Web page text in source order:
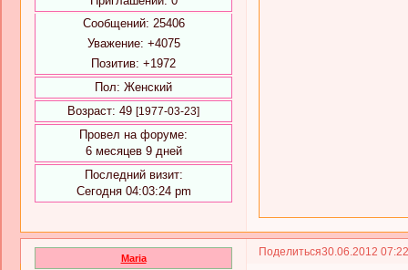
Сообщений: 25406
Уважение: +4075
Позитив: +1972
Пол: Женский
Возраст: 49 [1977-03-23]
Провел на форуме:
6 месяцев 9 дней
Последний визит:
Сегодня 04:03:24 pm
Поделиться30.06.2012
Maria